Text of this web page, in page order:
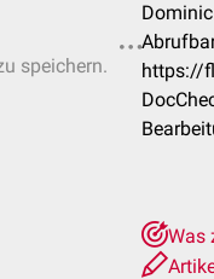
speichern.
https://
Was